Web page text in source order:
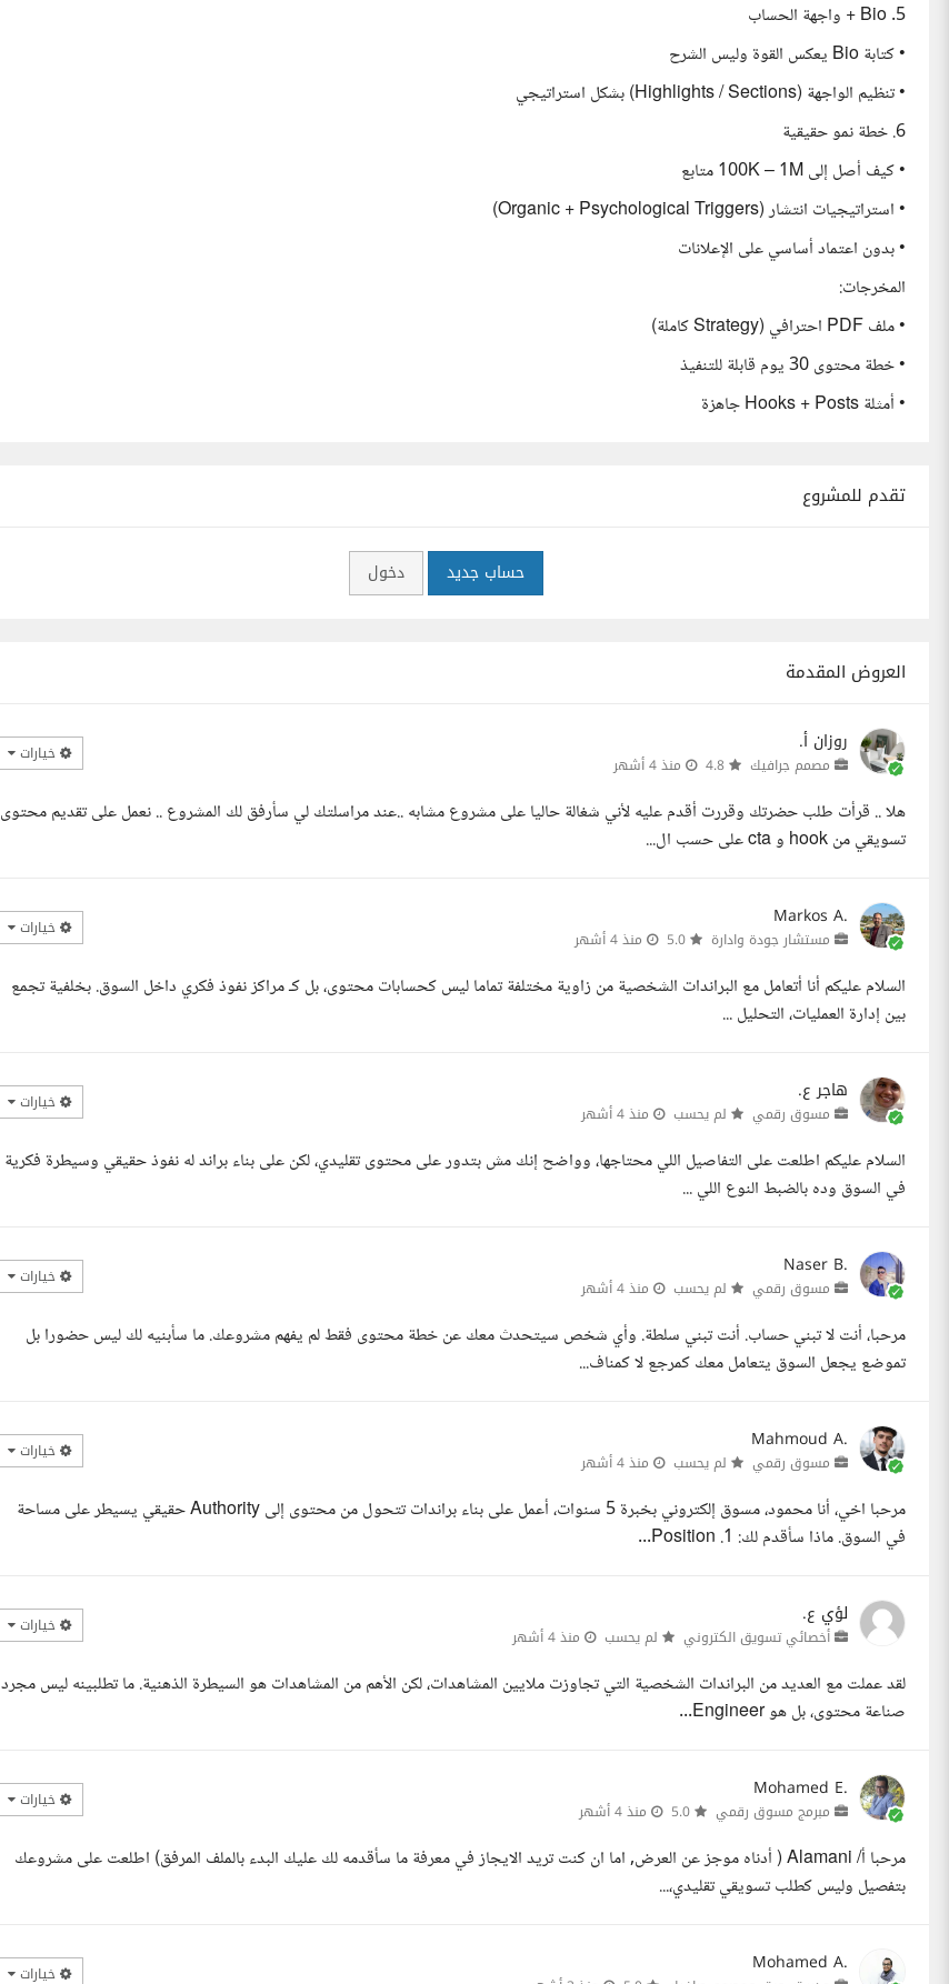
5. Bio + واجهة الحساب
• كتابة Bio يعكس القوة وليس الشرح
• تنظيم الواجهة (Highlights / Sections) بشكل استراتيجي
6. خطة نمو حقيقية
• كيف أصل إلى 100K – 1M متابع
• استراتيجيات انتشار (Organic + Psychological Triggers)
• بدون اعتماد أساسي على الإعلانات
المخرجات:
• ملف PDF احترافي (Strategy كاملة)
• خطة محتوى 30 يوم قابلة للتنفيذ
• أمثلة Hooks + Posts جاهزة
تقدم للمشروع
حساب جديد دخول
العروض المقدمة
روزان أ.
مصمم جرافيك منذ 4 أشهر خيارات
هلا .. قرأت طلب حضرتك وقررت أقدم عليه لأني شغالة حاليا على مشروع مشابه ..عند مراسلتك لي سأرفق لك المشروع .. نعمل على تقديم محتوى
تسويقي من hook و cta على حسب ال...
Markos A.
مستشار جودة وادارة منذ 4 أشهر خيارات
السلام عليكم أنا أتعامل مع البراندات الشخصية من زاوية مختلفة تماما ليس كحسابات محتوى، بل كـ مراكز نفوذ فكري داخل السوق. بخلفية تجمع
بين إدارة العمليات، التحليل ...
هاجر ع.
مسوق رقمي لم يحسب منذ 4 أشهر خيارات
السلام عليكم اطلعت على التفاصيل اللي محتاجها، وواضح إنك مش بتدور على محتوى تقليدي، لكن على بناء براند له نفوذ حقيقي وسيطرة فكرية
في السوق وده بالضبط النوع اللي ...
Naser B.
مسوق رقمي لم يحسب منذ 4 أشهر خيارات
مرحبا، أنت لا تبني حساب. أنت تبني سلطة. وأي شخص سيتحدث معك عن خطة محتوى فقط لم يفهم مشروعك. ما سأبنيه لك ليس حضورا بل
تموضع يجعل السوق يتعامل معك كمرجع لا كمناف...
Mahmoud A.
مسوق رقمي لم يحسب منذ 4 أشهر خيارات
مرحبا اخي، أنا محمود، مسوق إلكتروني بخبرة 5 سنوات، أعمل على بناء براندات تتحول من محتوى إلى Authority حقيقي يسيطر على مساحة
في السوق. ماذا سأقدم لك: 1. Position...
لؤي ع.
أخصائي تسويق الكتروني لم يحسب منذ 4 أشهر خيارات
لقد عملت مع العديد من البراندات الشخصية التي تجاوزت ملايين المشاهدات، لكن الأهم من المشاهدات هو السيطرة الذهنية. ما تطلبينه ليس مجرد
صناعة محتوى، بل هو Engineer...
Mohamed E.
مبرمج مسوق رقمي منذ 4 أشهر خيارات
مرحبا أ/ Alamani ( أدناه موجز عن العرض, اما ان كنت تريد الايجاز في معرفة ما سأقدمه لك عليك البدء بالملف المرفق) اطلعت على مشروعك
بتفصيل وليس كطلب تسويقي تقليدي،...
Mohamed A. خيارات